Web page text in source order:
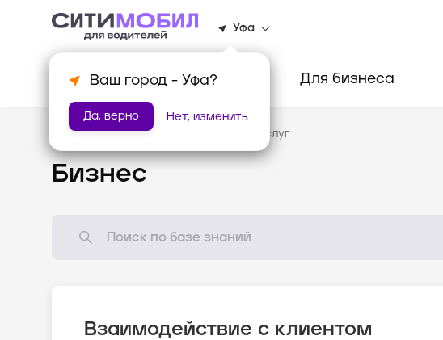
Уфа
Ваш город - Уфа?
Да, верно Нет, изменить
Клиентам Водителям Для бизнеса
База знаний /Стандарты оказания услуг
Бизнес
Взаимодействие с клиентом